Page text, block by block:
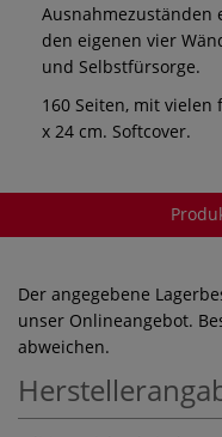
Ausnahmezuständen
den eigenen vier
und Selbstfürsorge.
160 Seiten, mit
x 24 cm. Softcover.
Der angegebene
unser Onlineangebot.
abweichen.